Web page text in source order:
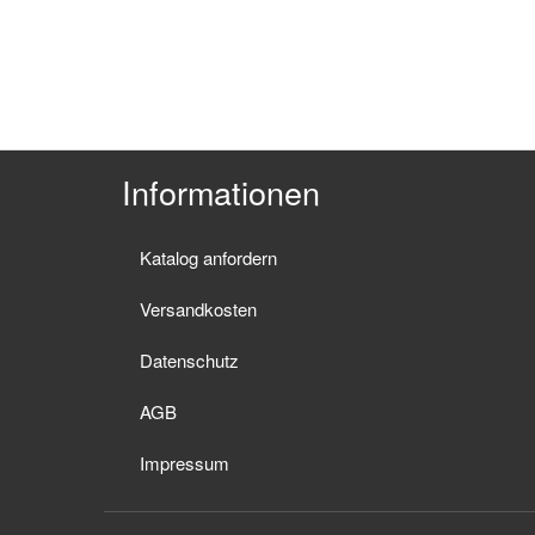
Informationen
Katalog anfordern
Versandkosten
Datenschutz
AGB
Impressum